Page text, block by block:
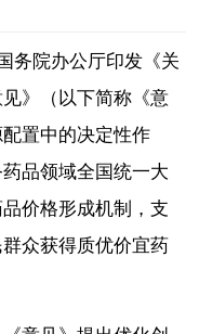
务院办公厅印发《关
》（以下简称《意
置中的决定性作
品领域全国统一大
价格形成机制，支
众获得质优价宜药